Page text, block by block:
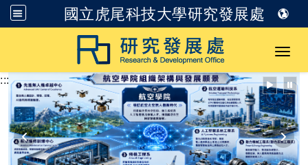
國立虎尾科技大學研究發展處
跳到主要內容
:::